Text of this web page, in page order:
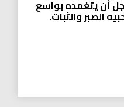
أن يتغمده بواسع
الصبر والثبات.